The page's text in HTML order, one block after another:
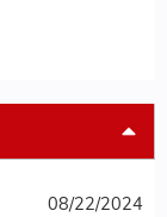
08/22/2024